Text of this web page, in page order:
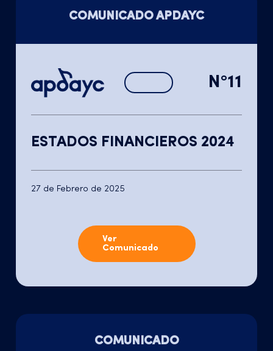
COMUNICADO APDAYC
N°11
ESTADOS FINANCIEROS 2024
27 de Febrero de 2025
Ver
Comunicado
COMUNICADO